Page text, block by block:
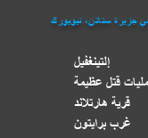
جزيرة ستاتن، نيويورك
إلتينغفيل
قتل عظيمة
قرية هارتلاند
غرب برايتون